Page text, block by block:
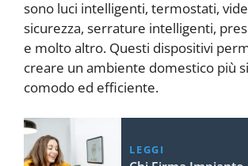
sono luci intelligenti, termostati,
sicurezza, serrature intelligenti,
e molto altro. Questi dispositivi
creare un ambiente domestico più
comodo ed efficiente.
LEGGI